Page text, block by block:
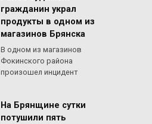
гражданин украл
продукты в одном из
магазинов Брянска
В одном из магазинов
Фокинского района
произошел инцидент
На Брянщине сутки
потушили пять